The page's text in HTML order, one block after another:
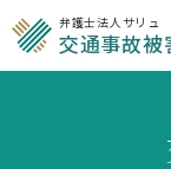
弁護士法人サリュ
交通事故被